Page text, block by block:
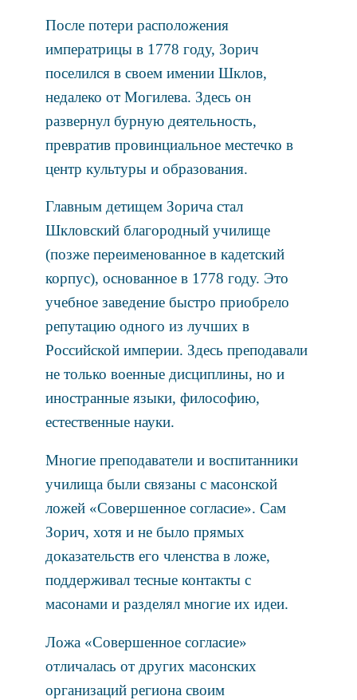
После потери расположения
императрицы в 1778 году, Зорич
поселился в своем имении Шклов,
недалеко от Могилева. Здесь он
развернул бурную деятельность,
превратив провинциальное местечко в
центр культуры и образования.
Главным детищем Зорича стал
Шкловский благородный училище
(позже переименованное в кадетский
корпус), основанное в 1778 году. Это
учебное заведение быстро приобрело
репутацию одного из лучших в
Российской империи. Здесь преподавали
не только военные дисциплины, но и
иностранные языки, философию,
естественные науки.
Многие преподаватели и воспитанники
училища были связаны с масонской
ложей «Совершенное согласие». Сам
Зорич, хотя и не было прямых
доказательств его членства в ложе,
поддерживал тесные контакты с
масонами и разделял многие их идеи.
Ложа «Совершенное согласие»
отличалась от других масонских
организаций региона своим